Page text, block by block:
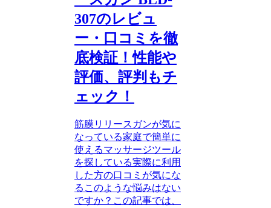
307のレビュ
ー・口コミを徹
底検証！性能や
評価、評判もチ
ェック！
筋膜リリースガンが気に
なっている家庭で簡単に
使えるマッサージツール
を探している実際に利用
した方の口コミが気にな
るこのような悩みはない
ですか？この記事では、